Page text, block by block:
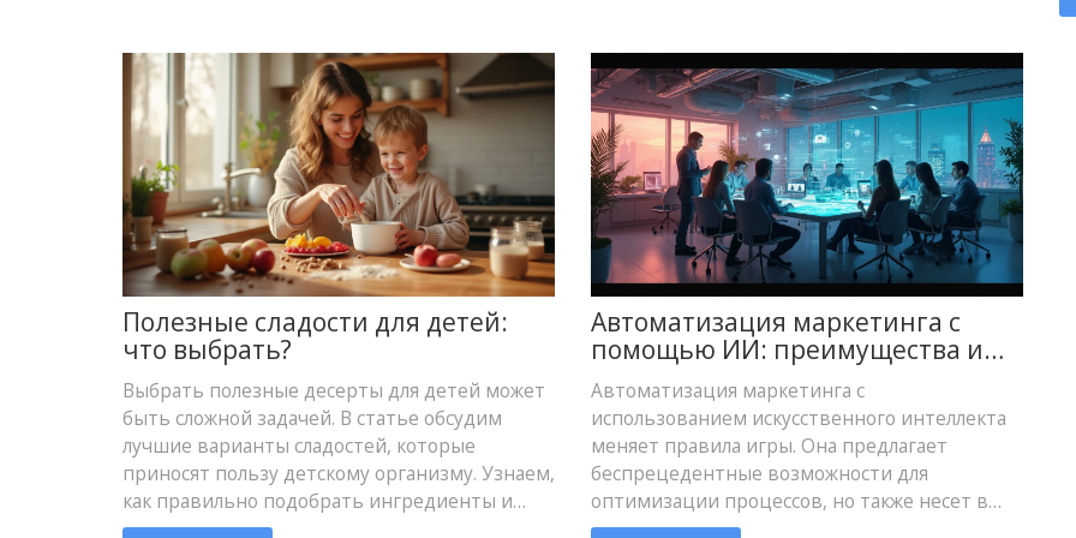
Полезные сладости для детей:
что выбрать?
Выбрать полезные десерты для детей может
быть сложной задачей. В статье обсудим
лучшие варианты сладостей, которые
приносят пользу детскому организму. Узнаем,
как правильно подобрать ингредиенты и
какие лакомства будут не только вкусными,
Автоматизация маркетинга с
помощью ИИ: преимущества и
риски
Автоматизация маркетинга с
использованием искусственного интеллекта
меняет правила игры. Она предлагает
беспрецедентные возможности для
оптимизации процессов, но также несет в
себе определенные риски. В статье